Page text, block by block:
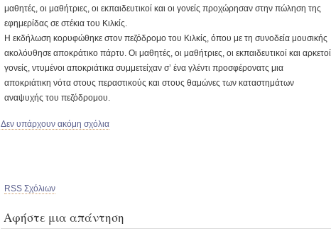
μαθητές, οι μαθήτριες, οι εκπαιδευτικοί και οι γονείς προχώρησαν στην πώληση της
εφημερίδας σε στέκια του Κιλκίς.
Η εκδήλωση κορυφώθηκε στον πεζόδρομο του Κιλκίς, όπου με τη συνοδεία μουσικής
ακολόυθησε αποκράτικο πάρτυ. Οι μαθητές, οι μαθήτριες, οι εκπαιδευτικοί και αρκετοί
γονείς, ντυμένοι αποκριάτικα συμμετείχαν σ’ ένα γλέντι προσφέρονατς μια
αποκριάτικη νότα στους περαστικούς και στους θαμώνες των καταστημάτων
αναψυχής του πεζόδρομου.
Δεν υπάρχουν ακόμη σχόλια
RSS Σχόλιων
Αφήστε μια απάντηση